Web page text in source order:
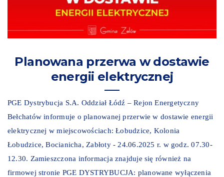
Planowana przerwa w dostawie
energii elektrycznej
PGE Dystrybucja S.A. Oddział Łódź – Rejon Energetyczny
Bełchatów informuje o planowanej przerwie w dostawie energii
elektrycznej w miejscowościach: Łobudzice, Kolonia
Łobudzice, Bocianicha, Zabłoty - 24.06.2025 r. w godz. 07.30-
12.30. Zamieszczona informacja znajduje się również na
firmowej stronie PGE DYSTRYBUCJA: planowane wyłączenia